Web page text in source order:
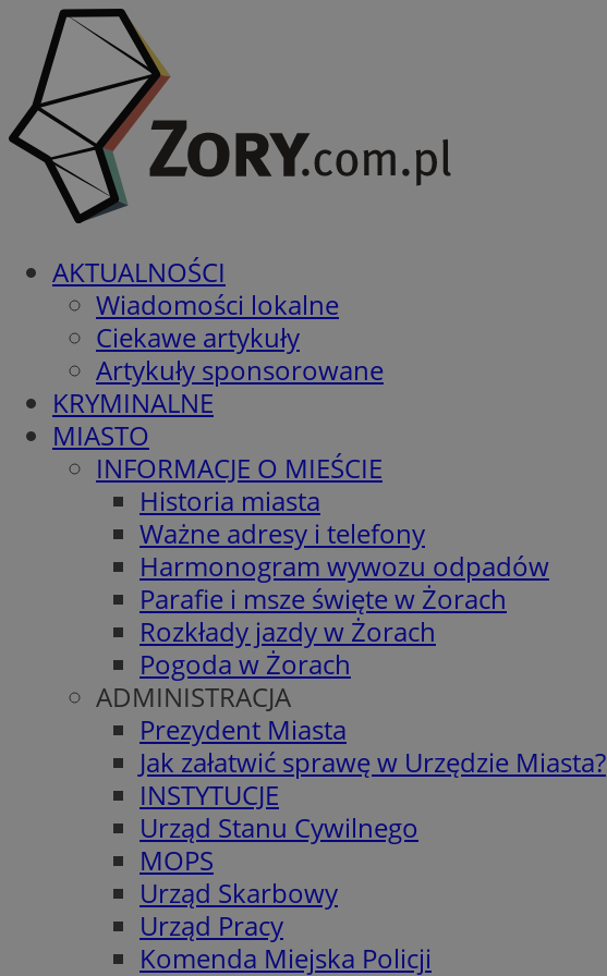
AKTUALNOŚCI
Wiadomości lokalne
Ciekawe artykuły
Artykuły sponsorowane
KRYMINALNE
MIASTO
INFORMACJE O MIEŚCIE
Historia miasta
Ważne adresy i telefony
Harmonogram wywozu odpadów
Parafie i msze święte w Żorach
Rozkłady jazdy w Żorach
Pogoda w Żorach
ADMINISTRACJA
Prezydent Miasta
Jak załatwić sprawę w Urzędzie Miasta?
INSTYTUCJE
Urząd Stanu Cywilnego
MOPS
Urząd Skarbowy
Urząd Pracy
Komenda Miejska Policji